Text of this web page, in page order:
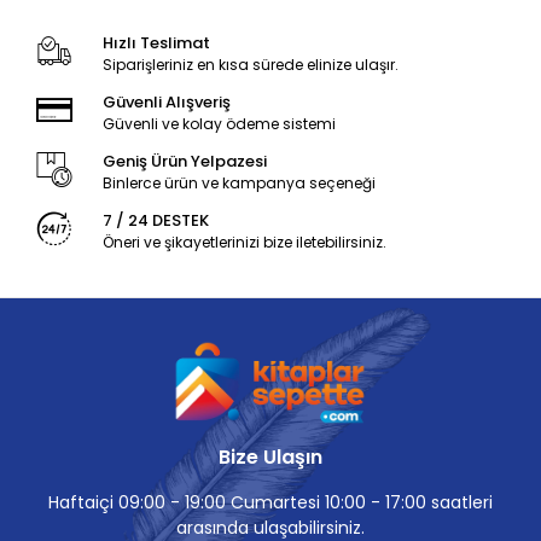
Hızlı Teslimat
Siparişleriniz en kısa sürede elinize ulaşır.
Güvenli Alışveriş
Güvenli ve kolay ödeme sistemi
Geniş Ürün Yelpazesi
Binlerce ürün ve kampanya seçeneği
7 / 24 DESTEK
Öneri ve şikayetlerinizi bize iletebilirsiniz.
Bize Ulaşın
Haftaiçi 09:00 - 19:00 Cumartesi 10:00 - 17:00 saatleri
arasında ulaşabilirsiniz.